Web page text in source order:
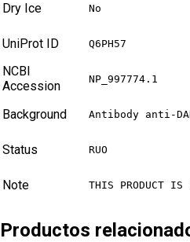
Dry Ice No
UniProt ID Q6PH57
NCBI
Accession
NP_997774.1
Background Antibody anti-
Status RUO
Note THIS PRODUCT IS
Productos